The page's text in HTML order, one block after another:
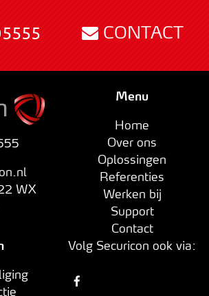
CONTACT
WX
Menu
Home
Over ons
Oplossingen
Referenties
Werken bij
Support
Contact
Volg Securicon ook via: